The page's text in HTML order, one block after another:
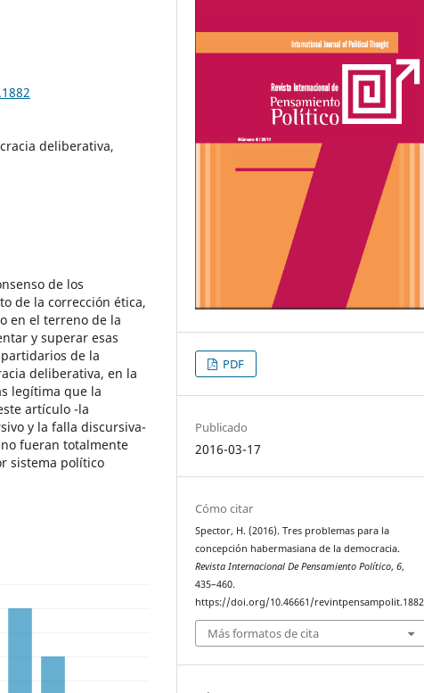
deliberativa,
de los
de la corrección ética,
en el terreno de la
y superar esas
de la
deliberativa, en la
legítima que la
artículo -la
y la falla discursiva-
fueran totalmente
sistema político
PDF
Publicado
2016-03-17
Cómo citar
Spector, H. (2016). Tres problemas para la
concepción habermasiana de la democracia.
Revista Internacional De Pensamiento Político,6,
435–460.
https://doi.org/10.46661/revintpensampolit.1882
Más formatos de cita